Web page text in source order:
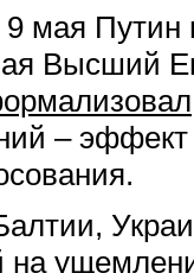
9 мая
Высший
– эффект